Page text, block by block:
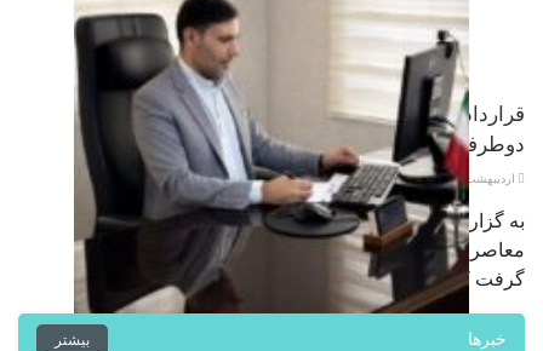
قرارداد صفر ساعته کار بدون تعهد
دوطرفه / علی قزوینی
اردیبهشت ۵, ۱۴۰۵
به گزارش آوای روشنگر، در جهانِ کارِ
معاصر، کمتر پدیده‌ای را می‌توان سراغ
گرفت که …
خبرها بیشتر